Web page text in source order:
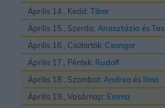
Április 14., Kedd: Tibor
Április 15., Szerda: Anasztázia ésTas
Április 16., Csütörtök: Csongor
Április 17., Péntek: Rudolf
Április 18., Szombat: Andrea és Ilma
Április 19., Vasárnap: Emma